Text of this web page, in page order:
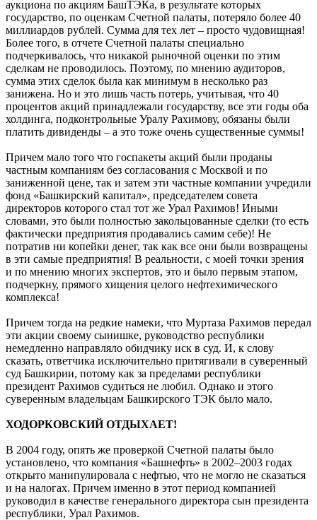
аукциона по акциям БашТЭКа, в результате которых
государство, по оценкам Счетной палаты, потеряло более 40
миллиардов рублей. Сумма для тех лет – просто чудовищная!
Более того, в отчете Счетной палаты специально
подчеркивалось, что никакой рыночной оценки по этим
сделкам не проводилось. Поэтому, по мнению аудиторов,
сумма этих сделок была как минимум в несколько раз
занижена. Но и это лишь часть потерь, учитывая, что 40
процентов акций принадлежали государству, все эти годы оба
холдинга, подконтрольные Уралу Рахимову, обязаны были
платить дивиденды – а это тоже очень существенные суммы!
Причем мало того что госпакеты акций были проданы
частным компаниям без согласования с Москвой и по
заниженной цене, так и затем эти частные компании учредили
фонд «Башкирский капитал», председателем совета
директоров которого стал тот же Урал Рахимов! Иными
словами, это были полностью закольцованные сделки (то есть
фактически предприятия продавались самим себе)! Не
потратив ни копейки денег, так как все они были возвращены
в эти самые предприятия! В реальности, с моей точки зрения
и по мнению многих экспертов, это и было первым этапом,
подчеркну, прямого хищения целого нефтехимического
комплекса!
Причем тогда на редкие намеки, что Муртаза Рахимов передал
эти акции своему сынишке, руководство республики
немедленно направляло обидчику иск в суд. И, к слову
сказать, ответчика исключительно притягивали в суверенный
суд Башкирии, потому как за пределами республики
президент Рахимов судиться не любил. Однако и этого
суверенным владельцам Башкирского ТЭК было мало.
ХОДОРКОВСКИЙ ОТДЫХАЕТ!
В 2004 году, опять же проверкой Счетной палаты было
установлено, что компания «Башнефть» в 2002–2003 годах
открыто манипулировала с нефтью, что не могло не сказаться
и на налогах. Причем именно в этот период компанией
руководил в качестве генерального директора сын президента
республики, Урал Рахимов.